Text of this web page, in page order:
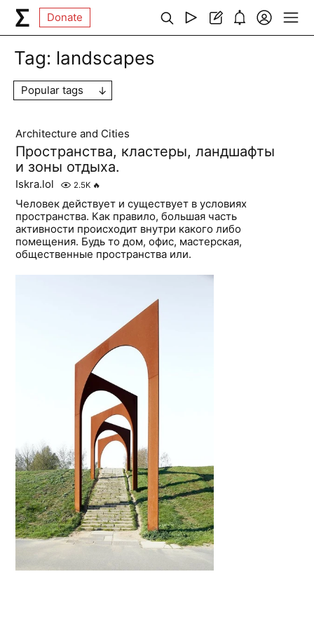
Donate
Tag: landscapes
Popular tags
Architecture and Cities
Пространства, кластеры, ландшафты
и зоны отдыха.
Iskra.lol 2.5K 🔥
Человек действует и существует в условиях
пространства. Как правило, большая часть
активности происходит внутри какого либо
помещения. Будь то дом, офис, мастерская,
общественные пространства или.